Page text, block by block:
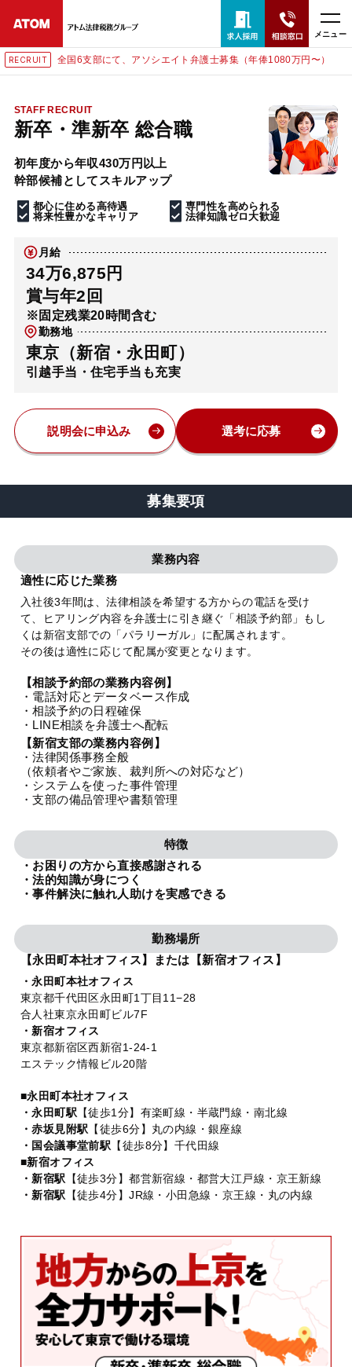
メニュー
RECRUIT 全国6支部にて、アソシエイト弁護士募集（年俸1080万円〜）
STAFF RECRUIT
新卒・準新卒 総合職
初年度から年収430万円以上
幹部候補としてスキルアップ
都心に住める高待遇
専門性を高められる
将来性豊かなキャリア
法律知識ゼロ大歓迎
月給
34万6,875円
賞与年2回
※固定残業20時間含む
勤務地
東京（新宿・永田町）
引越手当・住宅手当も充実
説明会に申込み 選考に応募
募集要項
業務内容
適性に応じた業務
入社後3年間は、法律相談を希望する方からの電話を受け
て、ヒアリング内容を弁護士に引き継ぐ「相談予約部」もし
くは新宿支部での「パラリーガル」に配属されます。
その後は適性に応じて配属が変更となります。
【相談予約部の業務内容例】
・電話対応とデータベース作成
・相談予約の日程確保
・LINE相談を弁護士へ配転
【新宿支部の業務内容例】
・法律関係事務全般
（依頼者やご家族、裁判所への対応など）
・システムを使った事件管理
・支部の備品管理や書類管理
特徴
・お困りの方から直接感謝される
・法的知識が身につく
・事件解決に触れ人助けを実感できる
勤務場所
【永田町本社オフィス】または【新宿オフィス】
・永田町本社オフィス
東京都千代田区永田町1丁目11−28
合人社東京永田町ビル7F
・新宿オフィス
東京都新宿区西新宿1-24-1
エステック情報ビル20階
■永田町本社オフィス
・永田町駅 【徒歩1分】有楽町線・半蔵門線・南北線
・赤坂見附駅 【徒歩6分】丸の内線・銀座線
・国会議事堂前駅 【徒歩8分】千代田線
■新宿オフィス
・新宿駅 【徒歩3分】都営新宿線・都営大江戸線・京王新線
・新宿駅 【徒歩4分】JR線・小田急線・京王線・丸の内線
24時間365日全国対応
無料相談窓口はこちら
電話・LINE・メールで相談予約受付中
ホーム
解決実績
アクセス
弁護士・税理士
お知らせ
特設サイト
法人グループ
プライバシーポリシー 利用規約 内部通報
TikTok受賞 定義集